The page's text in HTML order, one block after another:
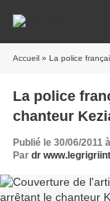
Accueil » La police
La police
chanteur
Publié le 30/06/2011
Par dr